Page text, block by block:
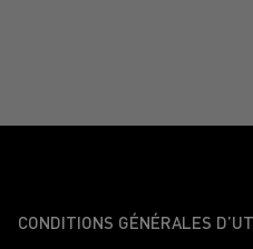
CONDITIONS GÉNÉRALES